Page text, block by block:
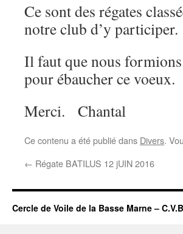
Ce sont des régates
notre club d’y participer.
Il faut que nous
pour ébaucher ce voeux.
Merci. Chantal
Ce contenu a été publié dans Divers.
← Régate BATILUS 12 jUIN 2016
Cercle de Voile de la Basse Marne –